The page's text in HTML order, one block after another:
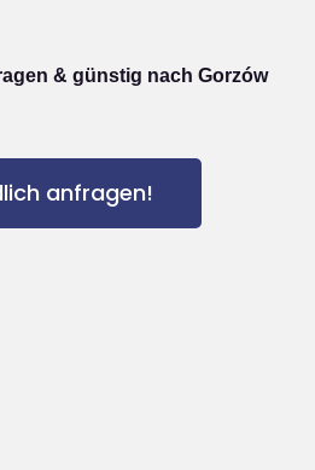
& günstig nach Gorzów
anfragen!